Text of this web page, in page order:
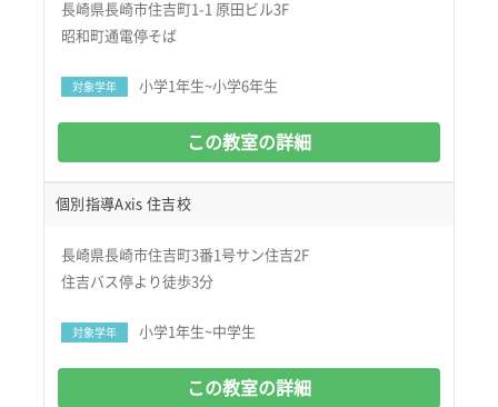
長崎県長崎市住吉町1-1 原田ビル3F
昭和町通電停そば
対象学年 小学1年生~小学6年生
この教室の詳細
個別指導Axis 住吉校
長崎県長崎市住吉町3番1号サン住吉2F
住吉バス停より徒歩3分
対象学年 小学1年生~中学生
この教室の詳細